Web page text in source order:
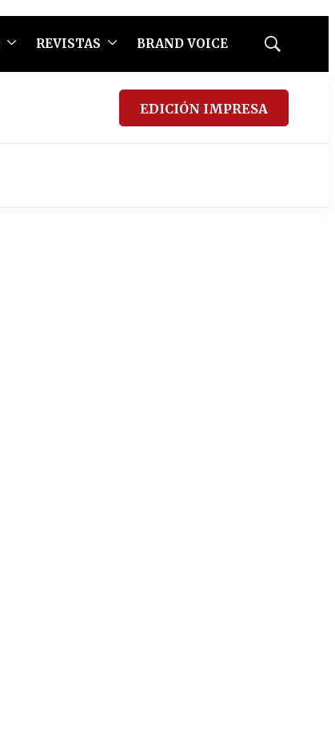
REVISTAS BRAND VOICE
Mostrar
EDICIÓN IMPRESA